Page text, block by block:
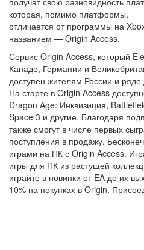
которая, помимо платформы,
отличается от программы на
названием — Origin Access.
Сервис Origin Access, который
Канаде, Германии и
доступен жителям России и ряде
На старте в Origin Access
Dragon Age: Инквизиция,
Space 3 и другие. Благодаря
также смогут в числе первых
поступления в продажу.
играми на ПК с Origin Access.
игры для ПК из растущей
играйте в новинки от EA до их
10% на покупках в Origin.